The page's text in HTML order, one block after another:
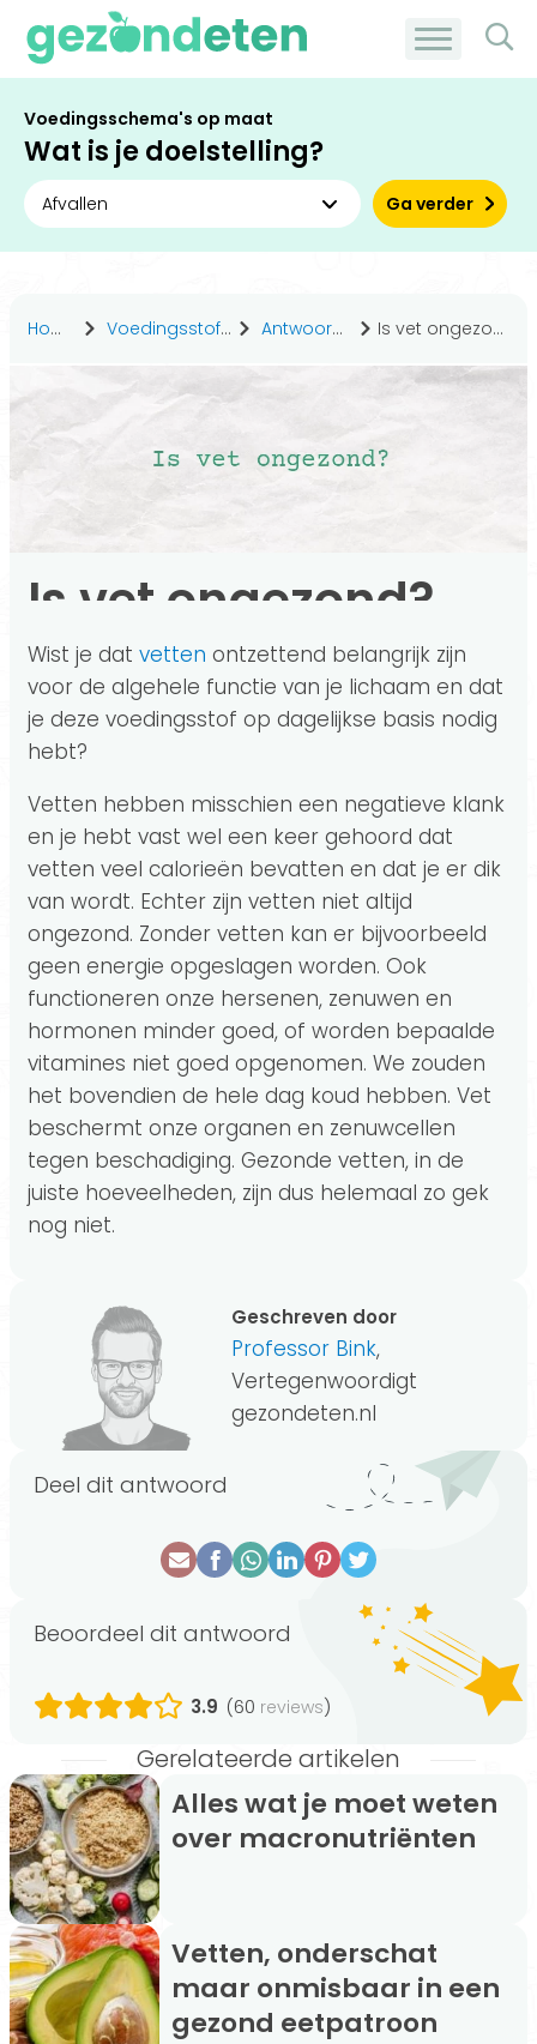
Voedingsschema's op maat
Wat is je doelstelling?
Ga verder
Home Voedingsstoffen Antwoorden Is vet ongezond?
Is vet ongezond?
Wist je dat vetten ontzettend belangrijk zijn
voor de algehele functie van je lichaam en dat
je deze voedingsstof op dagelijkse basis nodig
hebt?
Vetten hebben misschien een negatieve klank
en je hebt vast wel een keer gehoord dat
vetten veel calorieën bevatten en dat je er dik
van wordt. Echter zijn vetten niet altijd
ongezond. Zonder vetten kan er bijvoorbeeld
geen energie opgeslagen worden. Ook
functioneren onze hersenen, zenuwen en
hormonen minder goed, of worden bepaalde
vitamines niet goed opgenomen. We zouden
het bovendien de hele dag koud hebben. Vet
beschermt onze organen en zenuwcellen
tegen beschadiging. Gezonde vetten, in de
juiste hoeveelheden, zijn dus helemaal zo gek
nog niet.
Geschreven door
Professor Bink,
Vertegenwoordigt
gezondeten.nl
Deel dit antwoord
Beoordeel dit antwoord
3.9 (60 reviews)
Gerelateerde artikelen
Alles wat je moet weten
over macronutriënten
Vetten, onderschat
maar onmisbaar in een
gezond eetpatroon